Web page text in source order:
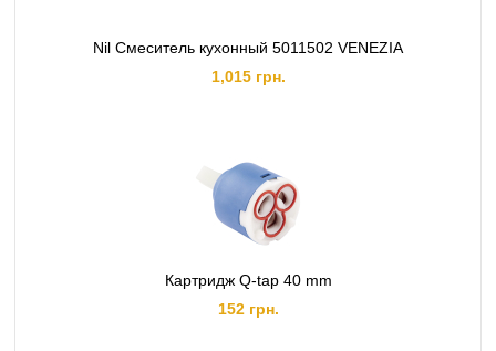
Nil Смеситель кухонный 5011502 VENEZIA
1,015 грн.
Картридж Q-tap 40 mm
152 грн.